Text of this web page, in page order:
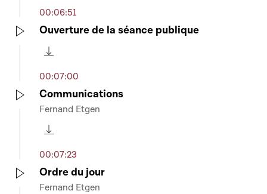
00:06:51
Ouverture de la séance publique
00:07:00
Communications
Fernand Etgen
00:07:23
Ordre du jour
Fernand Etgen